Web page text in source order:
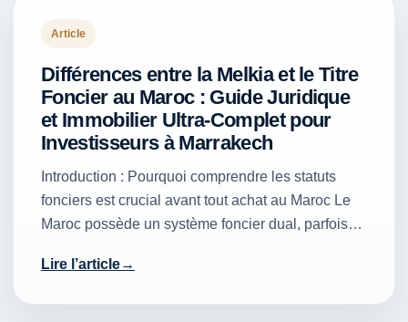
Article
Différences entre la Melkia et le Titre
Foncier au Maroc : Guide Juridique
et Immobilier Ultra-Complet pour
Investisseurs à Marrakech
Introduction : Pourquoi comprendre les statuts
fonciers est crucial avant tout achat au Maroc Le
Maroc possède un système foncier dual, parfois…
Lire l’article